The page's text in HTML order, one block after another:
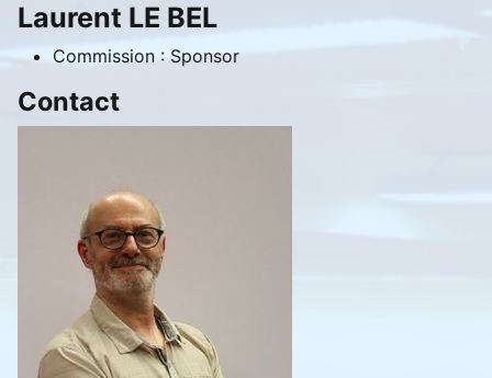
Laurent LE BEL
Commission : Sponsor
Contact